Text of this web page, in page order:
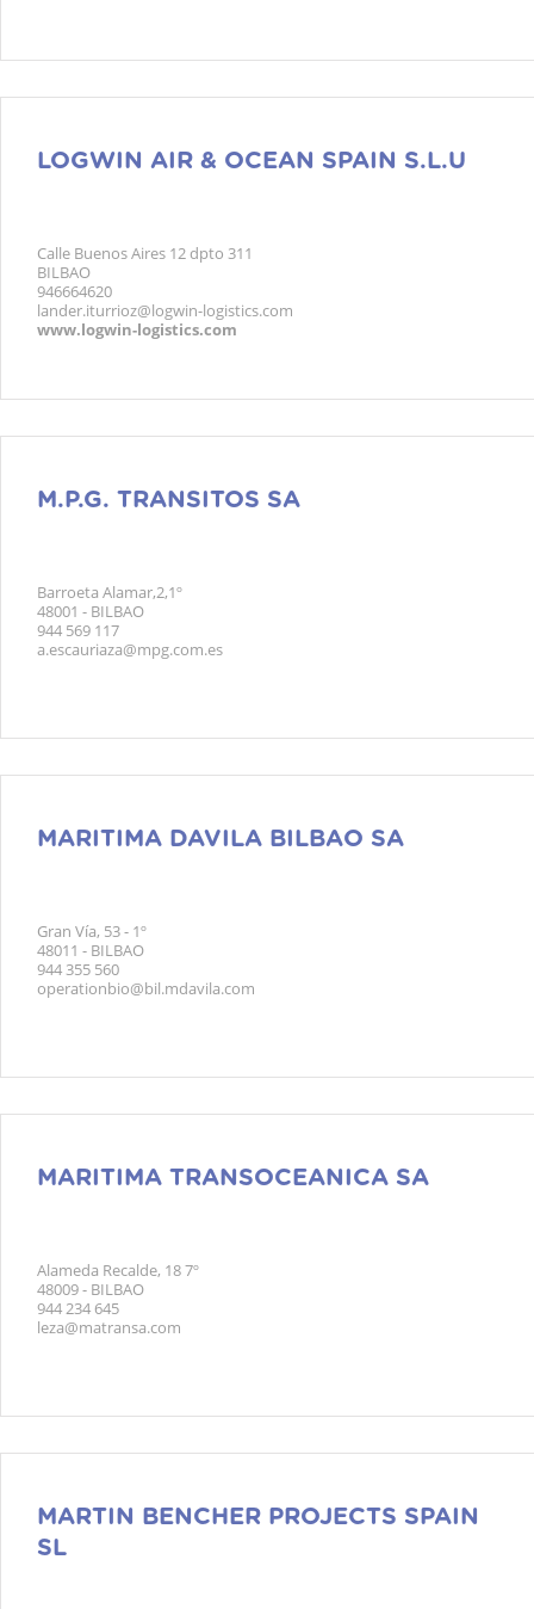
LOGWIN AIR & OCEAN SPAIN S.L.U
Calle Buenos Aires 12 dpto 311
BILBAO
946664620
lander.iturrioz@logwin-logistics.com
www.logwin-logistics.com
M.P.G. TRANSITOS SA
Barroeta Alamar,2,1º
48001 - BILBAO
944 569 117
a.escauriaza@mpg.com.es
MARITIMA DAVILA BILBAO SA
Gran Vía, 53 - 1º
48011 - BILBAO
944 355 560
operationbio@bil.mdavila.com
MARITIMA TRANSOCEANICA SA
Alameda Recalde, 18 7º
48009 - BILBAO
944 234 645
leza@matransa.com
MARTIN BENCHER PROJECTS SPAIN
SL